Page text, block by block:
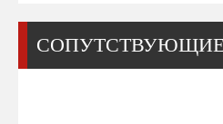
Форсунка ТД 80А 9-8211